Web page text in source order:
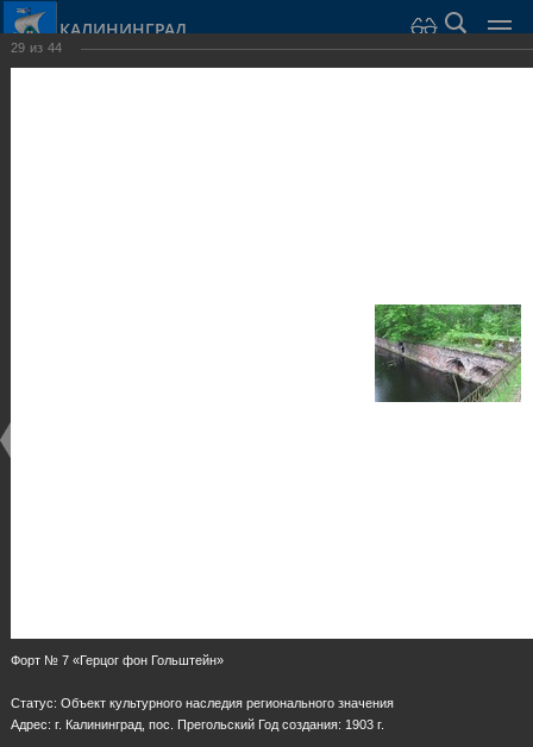
КАЛИНИНГРАД
29 из 44
Форт № 7 «Герцог фон Гольштейн»
Статус: Объект культурного наследия регионального значения
Адрес: г. Калининград, пос. Прегольский Год создания: 1903 г.